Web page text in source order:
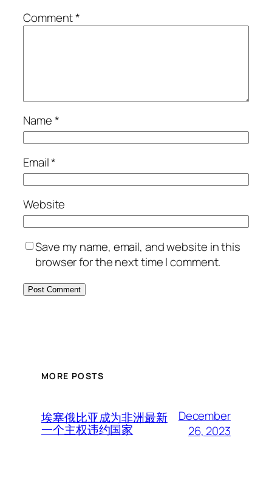
Comment*
Name*
Email*
Website
Save my name, email, and website in this
browser for the next time I comment.
MORE POSTS
埃塞俄比亚成为非洲最新
一个主权违约国家
December
26, 2023